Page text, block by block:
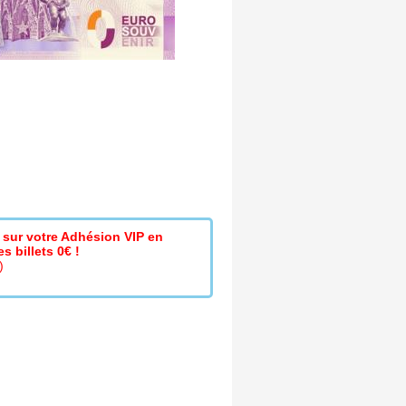
votre Adhésion VIP en
billets 0€ !